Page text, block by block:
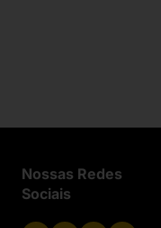
Nossas Redes
Sociais